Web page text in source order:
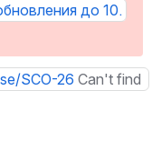
до 10.
SCO-26 Can't find